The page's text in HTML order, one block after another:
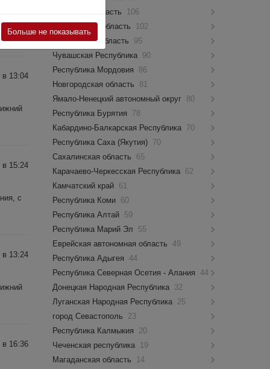
13:04
15:24
с
13:24
16:36
Больше не показывать
Псковская область
106
Костромская область
102
Мурманская область
95
Чувашская Республика 90
Республика Мордовия
86
Новгородская область
81
Ямало-Ненецкий автономный округ 80
Республика Бурятия
78
Кабардино-Балкарская Республика 70
Республика Саха (Якутия) 70
Сахалинская область
65
Карачаево-Черкесская Республика 62
Камчатский край 61
Республика Коми 60
Республика Алтай 59
Республика Марий Эл
55
Еврейская автономная область
49
Республика Адыгея
44
Республика Северная Осетия - Алания
44
Донецкая Народная Республика 32
Луганская Народная Республика 25
город Севастополь
23
Республика Калмыкия
20
Чеченская республика 19
Магаданская область
14